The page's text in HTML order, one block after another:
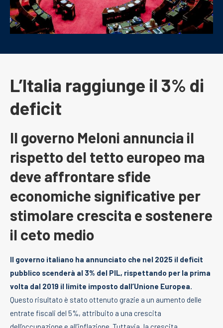
L’Italia raggiunge il 3% di
deficit
Il governo Meloni annuncia il
rispetto del tetto europeo ma
deve affrontare sfide
economiche significative per
stimolare crescita e sostenere
il ceto medio
Il governo italiano ha annunciato che nel 2025 il deficit
pubblico scenderà al 3% del PIL, rispettando per la prima
volta dal 2019 il limite imposto dall’Unione Europea.
Questo risultato è stato ottenuto grazie a un aumento delle
entrate fiscali del 5%, attribuito a una crescita